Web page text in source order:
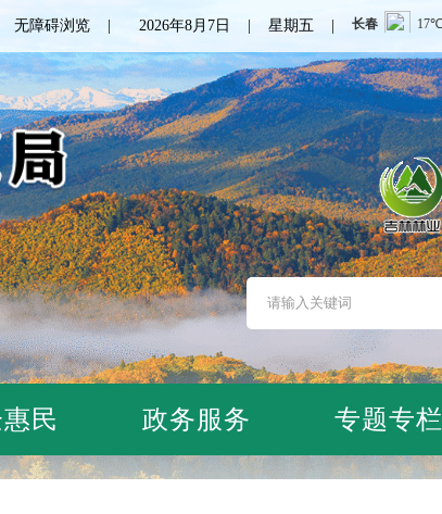
2026年8月7日 | 星期五 |
无障碍浏览
民 政务服务 专题专栏